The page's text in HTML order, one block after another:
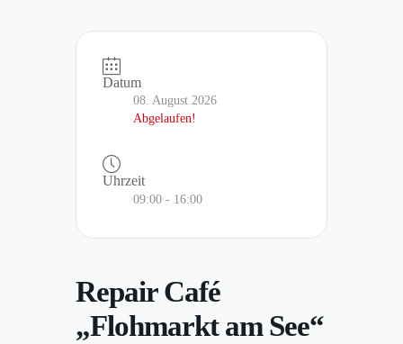
Datum
08. August 2026
Abgelaufen!
Uhrzeit
09:00 - 16:00
Repair Café
„Flohmarkt am See“